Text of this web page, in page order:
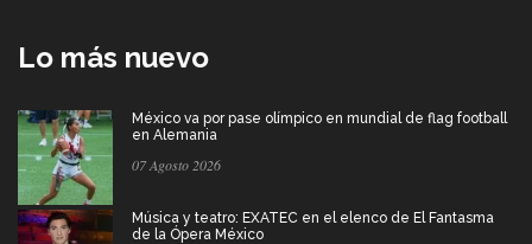
Lo más nuevo
México va por pase olímpico en mundial de flag football
en Alemania
07 Agosto 2026
Música y teatro: EXATEC en el elenco de El Fantasma
de la Ópera México